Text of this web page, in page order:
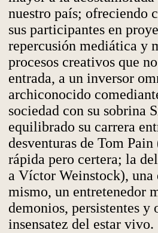
nuestro país; ofreciendo
sus participantes en
repercusión mediática y
procesos creativos que
entrada, a un inversor
archiconocido
sociedad con su sobrina
equilibrado su carrera
desventuras de Tom
rápida pero certera; la
a Víctor Weinstock), una
mismo, un entretenedor
demonios, persistentes y
insensatez del estar vivo.